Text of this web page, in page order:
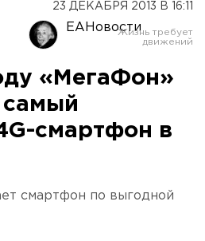
Оренбург
23 ДЕКАБРЯ 2013 В 16:11
ЕАНовости
«МегаФон»
самый
смартфон в
смартфон по выгодной